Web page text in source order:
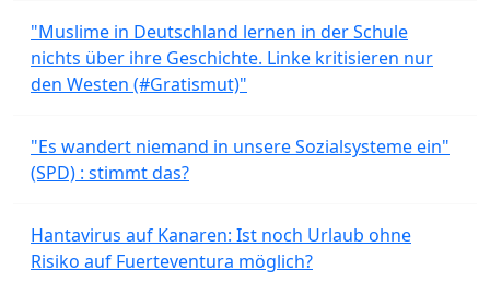
"Muslime in Deutschland lernen in der Schule
nichts über ihre Geschichte. Linke kritisieren nur
den Westen (#Gratismut)"
"Es wandert niemand in unsere Sozialsysteme ein"
(SPD) : stimmt das?
Hantavirus auf Kanaren: Ist noch Urlaub ohne
Risiko auf Fuerteventura möglich?